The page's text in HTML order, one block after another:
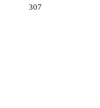
307